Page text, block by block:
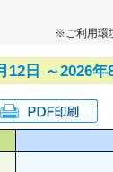
※ご利用環
12日 ～2026